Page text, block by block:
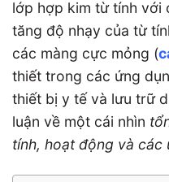
lớp hợp kim từ tính với
tăng độ nhạy của từ
các màng cực mỏng (
thiết trong các ứng
thiết bị y tế và lưu trữ
luận về một cái nhìn
tính, hoạt động và các